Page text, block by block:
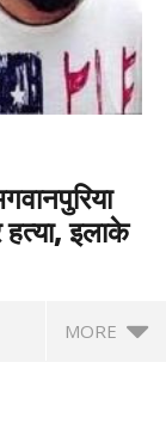
हत्या, इलाके
MORE